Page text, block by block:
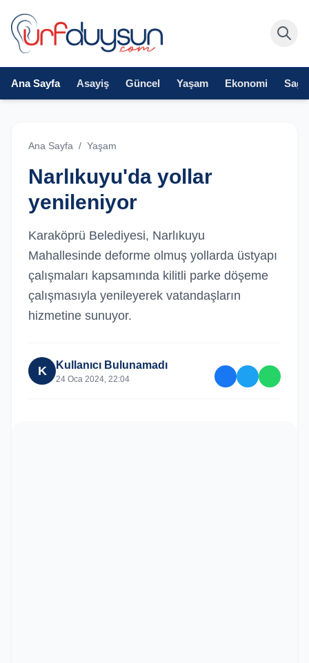
Ana Sayfa Asayiş Güncel Yaşam Ekonomi
Ana Sayfa / Yaşam
Narlıkuyu'da yollar
yenileniyor
Karaköprü Belediyesi, Narlıkuyu
Mahallesinde deforme olmuş yollarda üstyapı
çalışmaları kapsamında kilitli parke döşeme
çalışmasıyla yenileyerek vatandaşların
hizmetine sunuyor.
K Kullanıcı Bulunamadı
24 Oca 2024, 22:04